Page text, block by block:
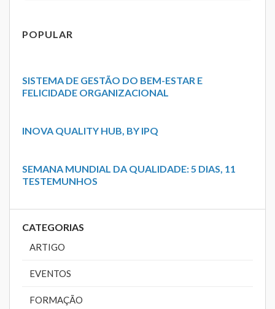
POPULAR
SISTEMA DE GESTÃO DO BEM-ESTAR E
FELICIDADE ORGANIZACIONAL
INOVA QUALITY HUB, BY IPQ
SEMANA MUNDIAL DA QUALIDADE: 5 DIAS, 11
TESTEMUNHOS
CATEGORIAS
ARTIGO
EVENTOS
FORMAÇÃO